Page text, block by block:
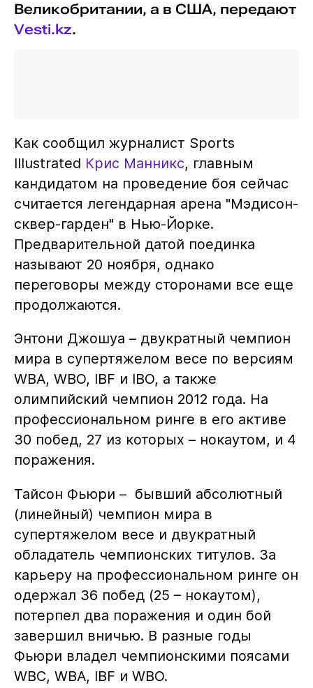
Великобритании, а в США, передают
Vesti.kz.
Как сообщил журналист Sports
Illustrated Крис Манникс, главным
кандидатом на проведение боя сейчас
считается легендарная арена "Мэдисон-
сквер-гарден" в Нью-Йорке.
Предварительной датой поединка
называют 20 ноября, однако
переговоры между сторонами все еще
продолжаются.
Энтони Джошуа – двукратный чемпион
мира в супертяжелом весе по версиям
WBA, WBO, IBF и IBO, а также
олимпийский чемпион 2012 года. На
профессиональном ринге в его активе
30 побед, 27 из которых – нокаутом, и 4
поражения.
Тайсон Фьюри – бывший абсолютный
(линейный) чемпион мира в
супертяжелом весе и двукратный
обладатель чемпионских титулов. За
карьеру на профессиональном ринге он
одержал 36 побед (25 – нокаутом),
потерпел два поражения и один бой
завершил вничью. В разные годы
Фьюри владел чемпионскими поясами
WBC, WBA, IBF и WBO.